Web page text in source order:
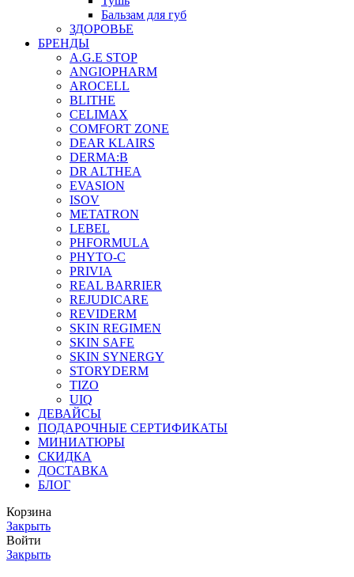
Бальзам для губ
ЗДОРОВЬЕ
БРЕНДЫ
A.G.E STOP
ANGIOPHARM
AROCELL
BLITHE
CELIMAX
COMFORT ZONE
DEAR KLAIRS
DERMA:B
DR ALTHEA
EVASION
ISOV
METATRON
LEBEL
PHFORMULA
PHYTO-C
PRIVIA
REAL BARRIER
REJUDICARE
REVIDERM
SKIN REGIMEN
SKIN SAFE
SKIN SYNERGY
STORYDERM
TIZO
UIQ
ДЕВАЙСЫ
ПОДАРОЧНЫЕ СЕРТИФИКАТЫ
МИНИАТЮРЫ
СКИДКА
ДОСТАВКА
БЛОГ
Корзина
Закрыть
Войти
Закрыть